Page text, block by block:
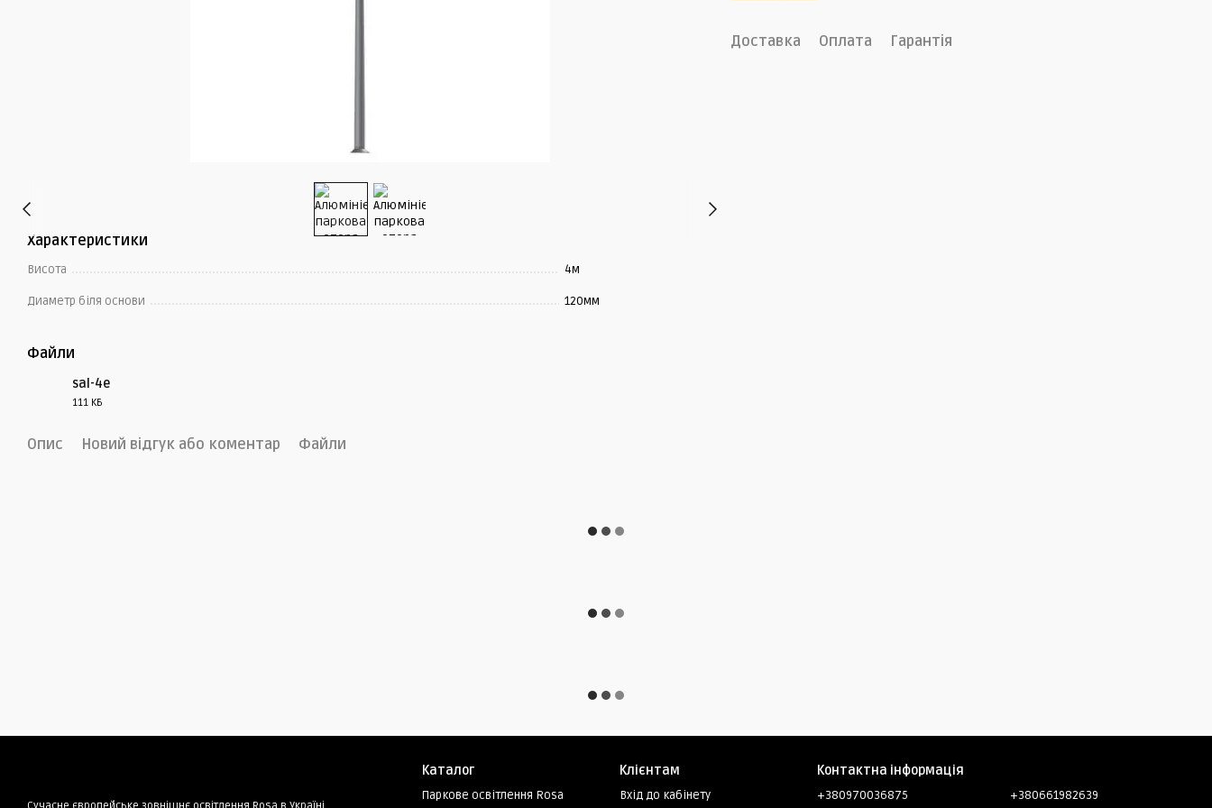
Характеристики
Висота 4м
Диаметр біля основи 120мм
Файли
sal-4e
111 КБ
Доставка Оплата Гарантія
Опис Новий відгук або коментар Файли
Каталог
Паркове освітлення Rosa
Клієнтам
Вхід до кабінету
Контактна інформація
+380970036875 +380661982639